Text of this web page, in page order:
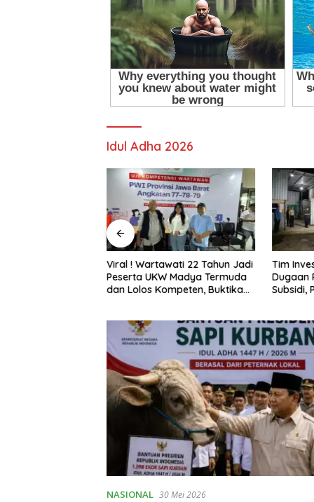
Idul Adha 2026
Viral ! Wartawati 22 Tahun Jadi
Peserta UKW Madya Termuda
dan Lolos Kompeten, Buktikan
Tim
Dugaan
Subsidi,
NASIONAL 30 Mei 2026